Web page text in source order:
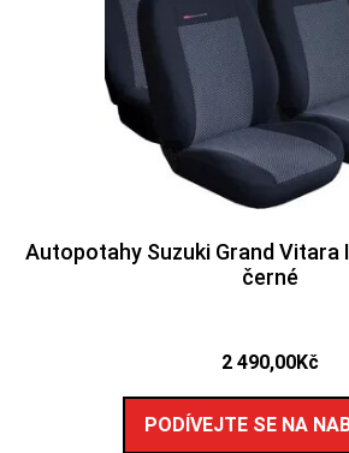
Autopotahy Suzuki Grand Vitara
černé
2 490,00Kč
PODÍVEJTE SE NA